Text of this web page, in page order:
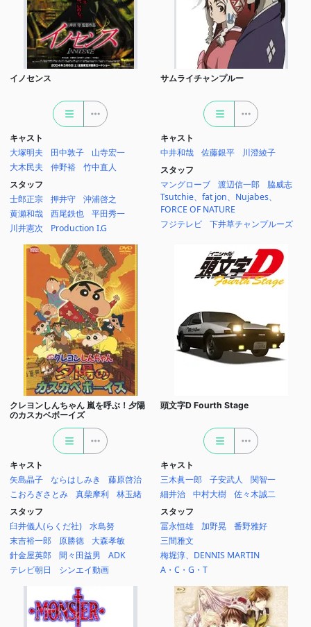
イノセンス
キャスト
大塚明夫
田中敦子
山寺宏一
大木民夫
仲野裕
竹中直人
スタッフ
士郎正宗
押井守
沖浦啓之
黄瀬和哉
西尾鉄也
平田秀一
川井憲次
Production I.G
サムライチャンプルー
キャスト
中井和哉
佐藤銀平
川澄綾子
スタッフ
マングローブ
渡辺信一郎
脇威志
Tsutchie、fat jon、Nujabes、
FORCE OF NATURE
フジテレビ
下井草チャンプルーズ
クレヨンしんちゃん 嵐を呼ぶ！夕陽
のカスカベボーイズ
キャスト
矢島晶子
ならはしみき
藤原啓治
こおろぎさとみ
真柴摩利
林玉緒
スタッフ
臼井儀人(らくだ社)
水島努
末吉裕一郎
原勝徳
大森孝敏
針金屋英郎
間々田益男
ADK
テレビ朝日
シンエイ動画
頭文字D Fourth Stage
キャスト
三木眞一郎
子安武人
関智一
細井治
中村大樹
佐々木誠二
スタッフ
冨永恒雄
加野晃
番野雅好
三間雅文
梅堀淳、DENNIS MARTIN
A・C・G・T